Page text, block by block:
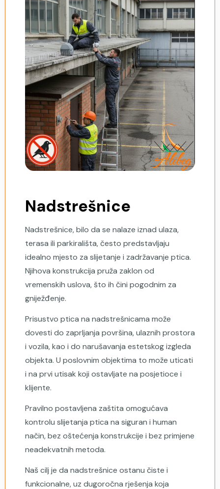
Nadstrešnice
Nadstrešnice, bilo da se nalaze iznad ulaza,
terasa ili parkirališta, često predstavljaju
idealno mjesto za slijetanje i zadržavanje ptica.
Njihova konstrukcija pruža zaklon od
vremenskih uslova, što ih čini pogodnim za
gniježđenje.
Prisustvo ptica na nadstrešnicama može
dovesti do zaprljanja površina, ulaznih prostora
i vozila, kao i do narušavanja estetskog izgleda
objekta. U poslovnim objektima to može uticati
i na prvi utisak koji ostavljate na posjetioce i
klijente.
Pravilno postavljena zaštita omogućava
kontrolu slijetanja ptica na siguran i human
način, bez oštećenja konstrukcije i bez primjene
neadekvatnih metoda.
Naš cilj je da nadstrešnice ostanu čiste i
funkcionalne, uz dugoročna rješenja koja